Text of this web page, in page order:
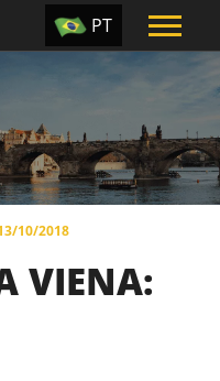
TR
PT
UA
RU
10/2018
VIENA: